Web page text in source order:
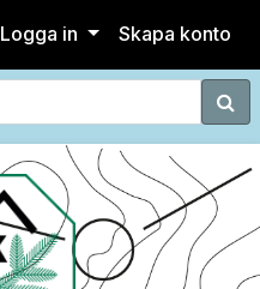
Logga in Skapa konto
Sök